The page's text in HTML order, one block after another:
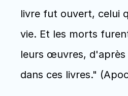
livre fut ouvert, celui
vie. Et les morts
leurs œuvres,
dans ces livres."